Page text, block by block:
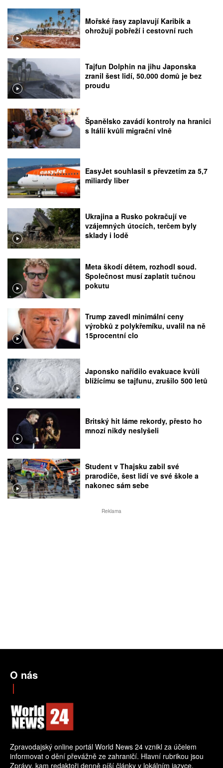
Mořské řasy zaplavují Karibik a
ohrožují pobřeží i cestovní ruch
Tajfun Dolphin na jihu Japonska
zranil šest lidí, 50.000 domů je bez
proudu
Španělsko zavádí kontroly na hranici
s Itálií kvůli migrační vlně
EasyJet souhlasil s převzetím za 5,7
miliardy liber
Ukrajina a Rusko pokračují ve
vzájemných útocích, terčem byly
sklady i lodě
Meta škodí dětem, rozhodl soud.
Společnost musí zaplatit tučnou
pokutu
Trump zavedl minimální ceny
výrobků z polykřemíku, uvalil na ně
15procentní clo
Japonsko nařídilo evakuace kvůli
blížícímu se tajfunu, zrušilo 500 letů
Britský hit láme rekordy, přesto ho
mnozí nikdy neslyšeli
Student v Thajsku zabil své
prarodiče, šest lidí ve své škole a
nakonec sám sebe
Reklama
O nás
Zpravodajský online portál World News 24 vznikl za účelem
informovat o dění převážně ze zahraničí. Hlavní rubrikou jsou
Zprávy, kam redaktoři denně píší články v lokálním jazyce.